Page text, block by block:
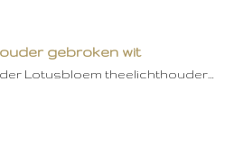
gebroken wit
Lotusbloem theelichthouder…